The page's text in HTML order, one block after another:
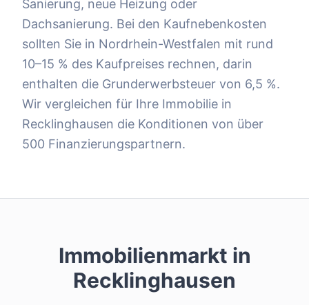
Sanierung, neue Heizung oder
Dachsanierung. Bei den Kaufnebenkosten
sollten Sie in Nordrhein-Westfalen mit rund
10–15 % des Kaufpreises rechnen, darin
enthalten die Grunderwerbsteuer von 6,5 %.
Wir vergleichen für Ihre Immobilie in
Recklinghausen die Konditionen von über
500 Finanzierungspartnern.
Immobilienmarkt in
Recklinghausen